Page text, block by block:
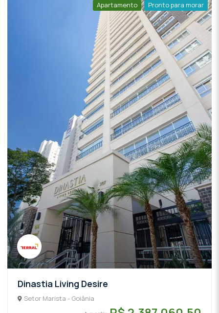
Apartamento Pronto para morar
Dinastia Living Desire
Setor Marista - Goiânia